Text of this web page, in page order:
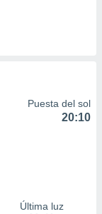
Puesta del sol
20:10
Última luz